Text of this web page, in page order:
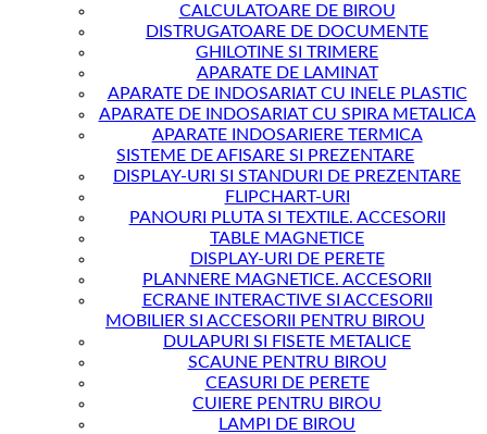
CALCULATOARE DE BIROU
DISTRUGATOARE DE DOCUMENTE
GHILOTINE SI TRIMERE
APARATE DE LAMINAT
APARATE DE INDOSARIAT CU INELE PLASTIC
APARATE DE INDOSARIAT CU SPIRA METALICA
APARATE INDOSARIERE TERMICA
SISTEME DE AFISARE SI PREZENTARE
DISPLAY-URI SI STANDURI DE PREZENTARE
FLIPCHART-URI
PANOURI PLUTA SI TEXTILE. ACCESORII
TABLE MAGNETICE
DISPLAY-URI DE PERETE
PLANNERE MAGNETICE. ACCESORII
ECRANE INTERACTIVE SI ACCESORII
MOBILIER SI ACCESORII PENTRU BIROU
DULAPURI SI FISETE METALICE
SCAUNE PENTRU BIROU
CEASURI DE PERETE
CUIERE PENTRU BIROU
LAMPI DE BIROU